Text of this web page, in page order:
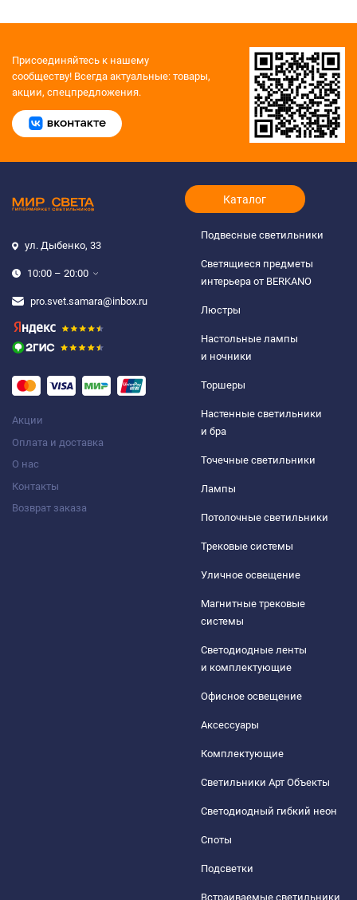
Присоединяйтесь к нашему
сообществу! Всегда актуальные: товары,
акции, спецпредложения.
ул. Дыбенко, 33
10:00 – 20:00
pro.svet.samara@inbox.ru
Акции
Оплата и доставка
О нас
Контакты
Возврат заказа
Каталог
Подвесные светильники
Светящиеся предметы
интерьера от BERKANO
Люстры
Настольные лампы
и ночники
Торшеры
Настенные светильники
и бра
Точечные светильники
Лампы
Потолочные светильники
Трековые системы
Уличное освещение
Магнитные трековые
системы
Светодиодные ленты
и комплектующие
Офисное освещение
Аксессуары
Комплектующие
Светильники Арт Объекты
Светодиодный гибкий неон
Споты
Подсветки
Встраиваемые светильники